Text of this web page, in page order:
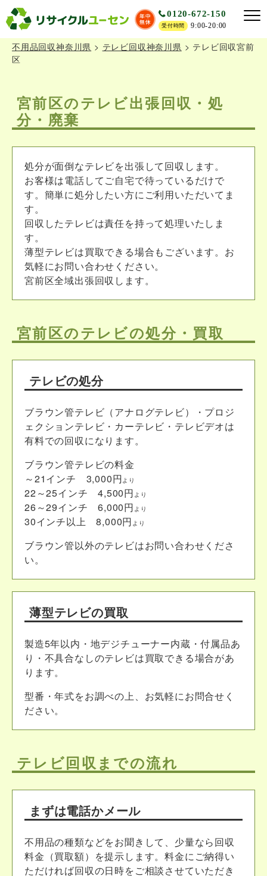
0120-672-150
受付時間 9:00-20:00
不用品回収神奈川県 > テレビ回収神奈川県 > テレビ回収宮前
区
宮前区のテレビ出張回収・処
分・廃棄
処分が面倒なテレビを出張して回収します。
お客様は電話してご自宅で待っているだけで
す。簡単に処分したい方にご利用いただいてま
す。
回収したテレビは責任を持って処理いたしま
す。
薄型テレビは買取できる場合もございます。お
気軽にお問い合わせください。
宮前区全域出張回収します。
宮前区のテレビの処分・買取
テレビの処分
ブラウン管テレビ（アナログテレビ）・プロジ
ェクションテレビ・カーテレビ・テレビデオは
有料での回収になります。
ブラウン管テレビの料金
～21インチ 3,000円より
22～25インチ 4,500円 より
26～29インチ 6,000円 より
30インチ以上 8,000円 より
ブラウン管以外のテレビはお問い合わせくださ
い。
薄型テレビの買取
製造5年以内・地デジチューナー内蔵・付属品あ
り・不具合なしのテレビは買取できる場合があ
ります。
型番・年式をお調べの上、お気軽にお問合せく
ださい。
テレビ回収までの流れ
まずは電話かメール
不用品の種類などをお聞きして、少量なら回収
料金（買取額）を提示します。料金にご納得い
ただければ回収の日時をご相談させていただき